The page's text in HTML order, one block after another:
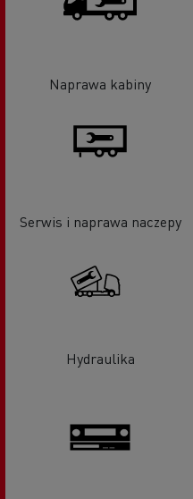
Naprawa kabiny
Serwis i naprawa naczepy
Hydraulika